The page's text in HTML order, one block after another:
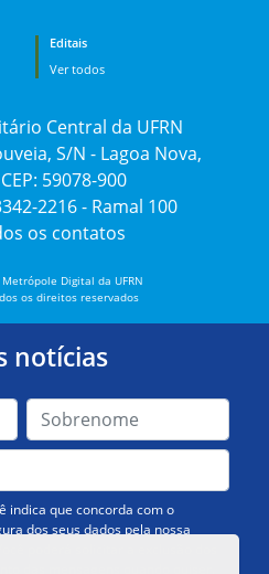
Editais
Ver todos
Central da UFRN
S/N - Lagoa Nova,
59078-900
2216 - Ramal 100
os contatos
Digital da UFRN
os direitos reservados
notícias
indica que concorda com o
dos seus dados pela nossa